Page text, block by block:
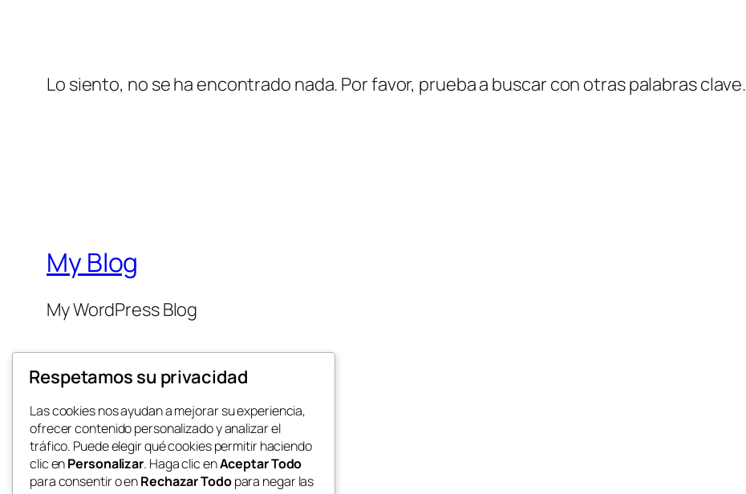
Lo siento, no se ha encontrado nada. Por favor, prueba a buscar con otras palabras clave.
My Blog
My WordPress Blog
Twenty Twenty-Five
Respetamos su privacidad
Las cookies nos ayudan a mejorar su experiencia,
ofrecer contenido personalizado y analizar el
tráfico. Puede elegir qué cookies permitir haciendo
clic enPersonalizar. Haga clic enAceptar Todo
para consentir o enRechazar Todopara negar las